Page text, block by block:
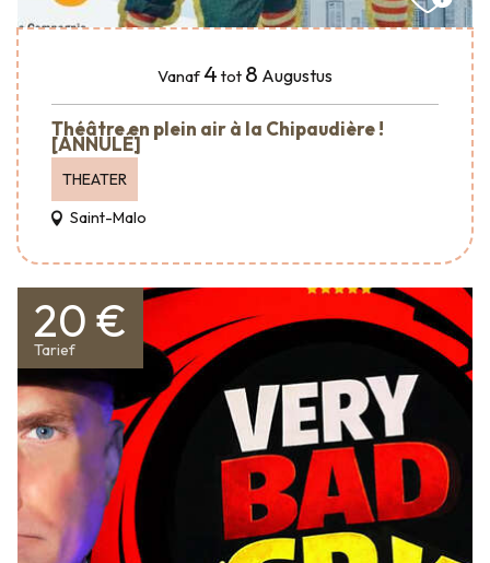
Vanaf4 tot 8 Augustus
Théâtre en plein air à la Chipaudière !
[ANNULÉ]
THEATER
Saint-Malo
20 €
Tarief